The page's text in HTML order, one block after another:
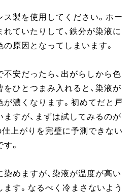
製を使用してください。ホー
ていたりして、鉄分が染液に
原因となってしまいます。
安だったら、出がらしから色
ひとつまみ入れると、染液が
濃くなります。初めてだと戸
すが、まずは試してみるのが
上がりを完璧に予測できない
。
めますが、染液が温度が高い
す。なるべく冷まさないよう